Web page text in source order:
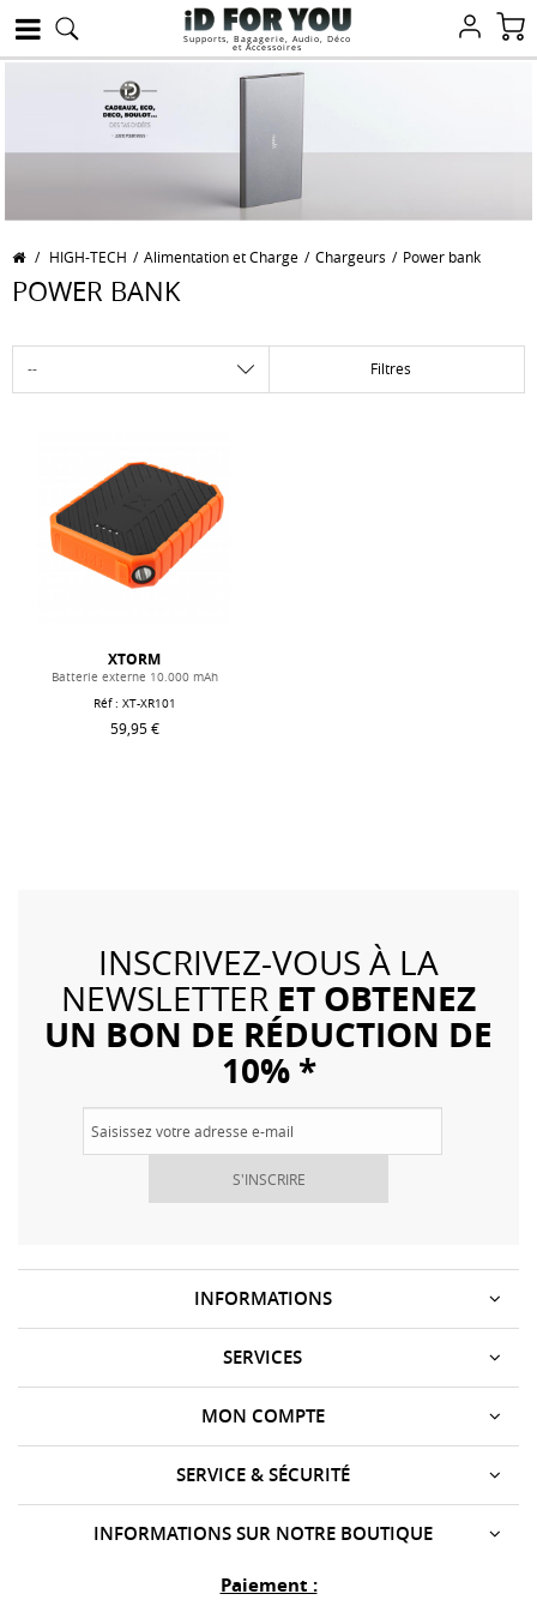
Supports, Bagagerie, Audio, Déco
et Accessoires
/ HIGH-TECH / Alimentation et Charge / Chargeurs / Power bank
POWER BANK
Filtres
XTORM
Batterie externe 10.000 mAh
Réf : XT-XR101
59,95 €
INSCRIVEZ-VOUS À LA
NEWSLETTER ET OBTENEZ
UN BON DE RÉDUCTION DE
10% *
S'INSCRIRE
INFORMATIONS
SERVICES
SERVICE & SÉCURITÉ
MON COMPTE
INFORMATIONS SUR NOTRE BOUTIQUE
Paiement :